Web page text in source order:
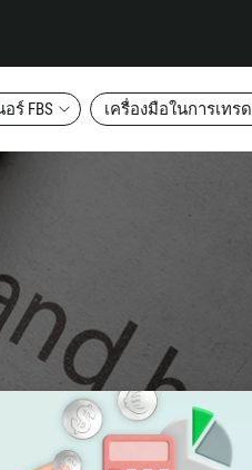
ร์ FBS เครื่องมือในการเทรด